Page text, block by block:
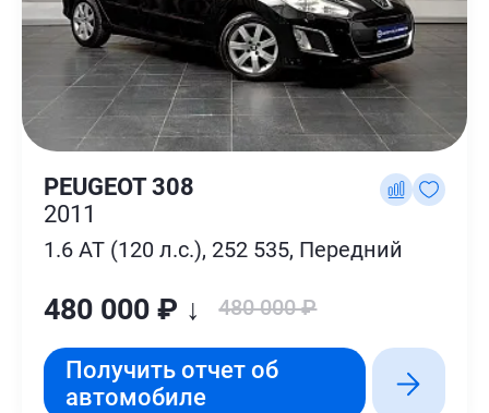
PEUGEOT 308
2011
1.6 AT (120 л.с.), 252 535, Передний
480 000 ₽ ↓ 480 000 ₽
Получить отчет об
автомобиле